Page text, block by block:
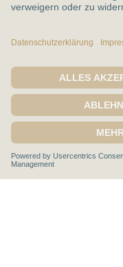
stegemann@cis-
T
+49 (0) 151